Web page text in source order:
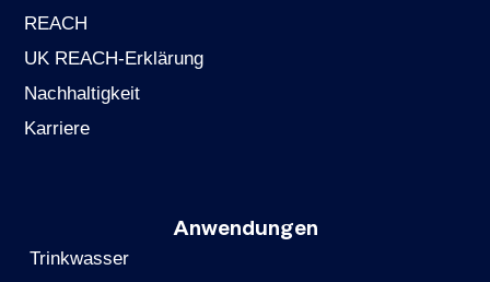
REACH
UK REACH-Erklärung
Nachhaltigkeit
Karriere
Anwendungen
Trinkwasser